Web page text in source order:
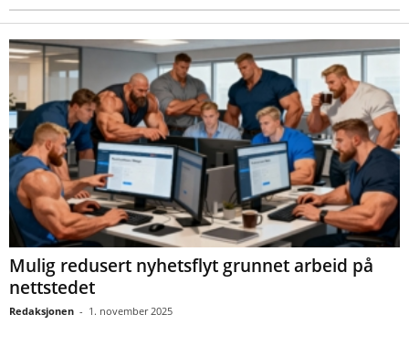
Mulig redusert nyhetsflyt grunnet arbeid på
nettstedet
Redaksjonen - 1. november 2025